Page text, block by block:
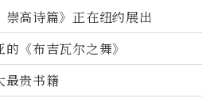
崇高诗篇》正在纽约展出
《布吉瓦尔之舞》
最贵书籍